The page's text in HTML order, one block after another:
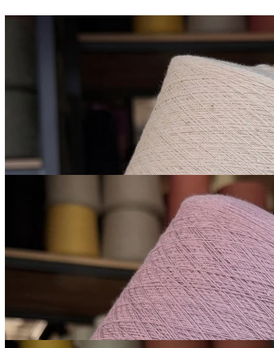
Микропайетки на хлопке
хлопок 90%, пайетки 10%
бледный розово-
Микропайетки на
хлопке
хлопок 90%, пайетки 10%
1600 м/100 г
сиреневый
за 100 г
Купить